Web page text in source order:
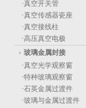
·真空开关管
·真空传感器瓷座
·真空接线柱
·高压真空电极
玻璃金属封接
·真空光学观察窗
·特种玻璃观察窗
·石英金属过渡件
·玻璃与金属过渡件